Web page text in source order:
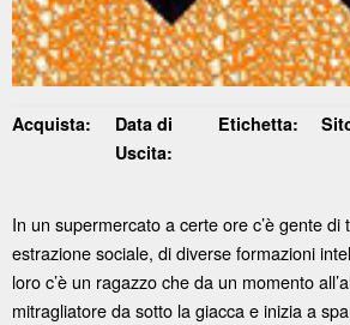
Acquista:
Data di
Uscita:
Etichetta:
In un supermercato a certe ore c’è gente di
estrazione sociale, di diverse formazioni
loro c’è un ragazzo che da un momento
mitragliatore da sotto la giacca e inizia a